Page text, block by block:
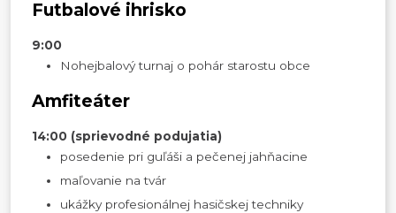
Futbalové ihrisko
9:00
Nohejbalový turnaj o pohár starostu obce
Amfiteáter
14:00 (sprievodné podujatia)
posedenie pri guľáši a pečenej jahňacine
maľovanie na tvár
ukážky profesionálnej hasičskej techniky